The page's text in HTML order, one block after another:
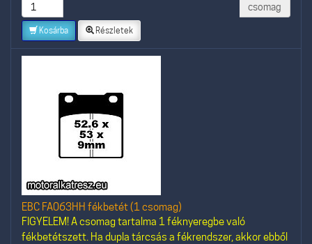
csomag
Kosárba Részletek
EBC FA063HH fékbetét (1 csomag)
FIGYELEM! A csomag tartalma 1 féknyeregbe való
fékbetétszett. Ha dupla tárcsás a fékrendszer, akkor ebből